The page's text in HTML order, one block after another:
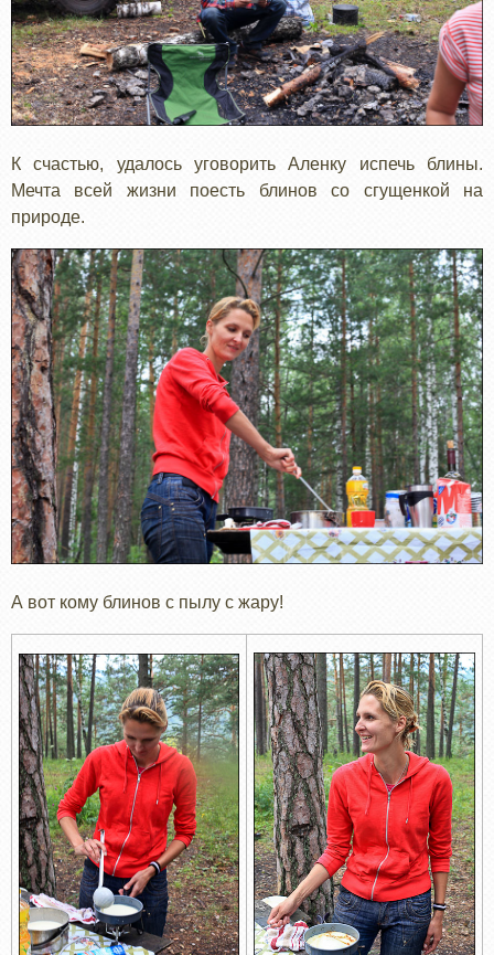
К счастью, удалось уговорить Аленку испечь блины.
Мечта всей жизни поесть блинов со сгущенкой на
природе.
А вот кому блинов с пылу с жару!